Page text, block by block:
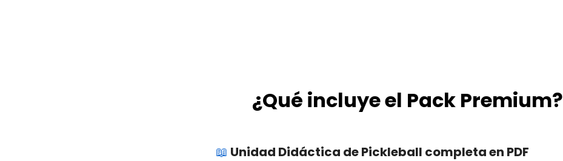
¿Qué incluye el Pack Premium?
📖 Unidad Didáctica de Pickleball completa en PDF